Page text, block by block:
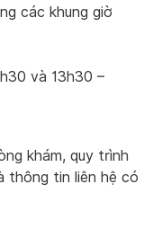
các khung giờ
và 13h30 –
khám, quy trình
thông tin liên hệ có